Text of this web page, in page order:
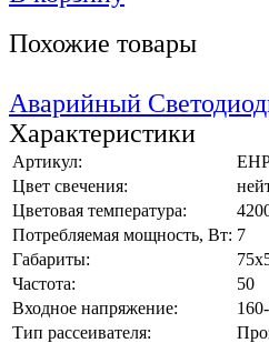
Похожие товары
Аварийный
Характеристики
Артикул:
Цвет свечения:
Цветовая температура:
Потребляемая мощность, Вт: 7
Габариты:
Частота:
50
Входное напряжение:
Тип рассеивателя: